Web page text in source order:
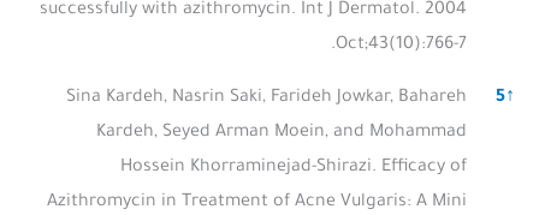
successfully with azithromycin. Int J Dermatol. 2004
Oct;43(10):766-7.
↑
5
Sina Kardeh, Nasrin Saki, Farideh Jowkar, Bahareh
Kardeh, Seyed Arman Moein, and Mohammad
Hossein Khorraminejad-Shirazi. Efficacy of
Azithromycin in Treatment of Acne Vulgaris: A Mini